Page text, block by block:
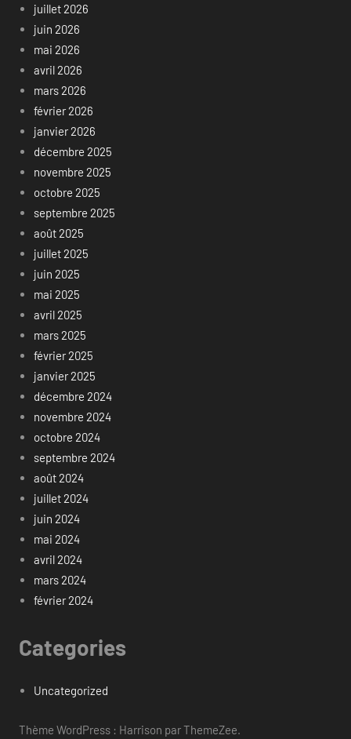
juillet 2026
juin 2026
mai 2026
avril 2026
mars 2026
février 2026
janvier 2026
décembre 2025
novembre 2025
octobre 2025
septembre 2025
août 2025
juillet 2025
juin 2025
mai 2025
avril 2025
mars 2025
février 2025
janvier 2025
décembre 2024
novembre 2024
octobre 2024
septembre 2024
août 2024
juillet 2024
juin 2024
mai 2024
avril 2024
mars 2024
février 2024
Categories
Uncategorized
Thème WordPress : Harrison par ThemeZee.